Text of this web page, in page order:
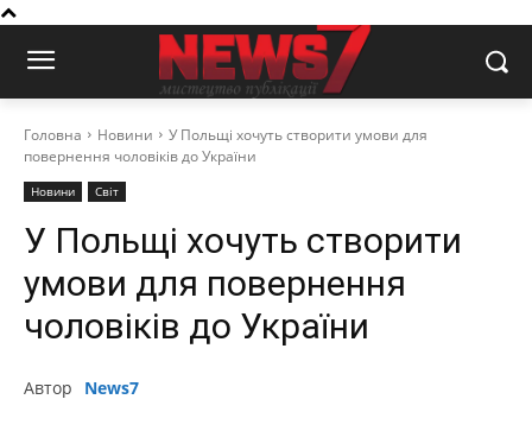
Головна Новини
У Польщі хочуть створити умови для
повернення чоловіків до України
Новини Світ
У Польщі хочуть створити
умови для повернення
чоловіків до України
Автор News7